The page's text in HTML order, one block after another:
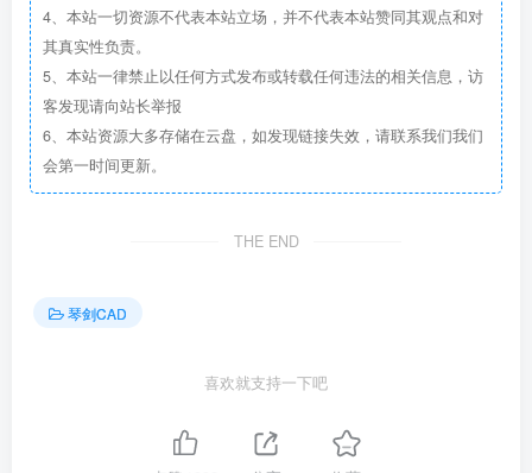
4、本站一切资源不代表本站立场，并不代表本站赞同其观点和对
其真实性负责。
5、本站一律禁止以任何方式发布或转载任何违法的相关信息，访
客发现请向站长举报
6、本站资源大多存储在云盘，如发现链接失效，请联系我们我们
会第一时间更新。
THE END
琴剑CAD
喜欢就支持一下吧